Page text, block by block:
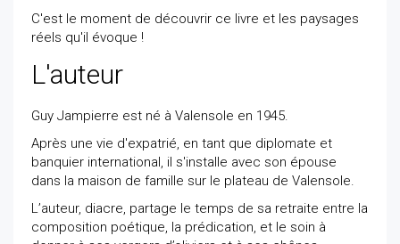
C'est le moment de découvrir ce livre et les paysages
réels qu'il évoque !
L'auteur
Guy Jampierre est né à Valensole en 1945.
Après une vie d'expatrié, en tant que diplomate et
banquier international, il s'installe avec son épouse
dans la maison de famille sur le plateau de Valensole.
L’auteur, diacre, partage le temps de sa retraite entre la
composition poétique, la prédication, et le soin à